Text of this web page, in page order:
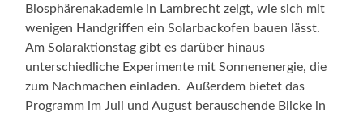
Biosphärenakademie in Lambrecht zeigt, wie sich mit
wenigen Handgriffen ein Solarbackofen bauen lässt.
Am Solaraktionstag gibt es darüber hinaus
unterschiedliche Experimente mit Sonnenenergie, die
zum Nachmachen einladen. Außerdem bietet das
Programm im Juli und August berauschende Blicke in